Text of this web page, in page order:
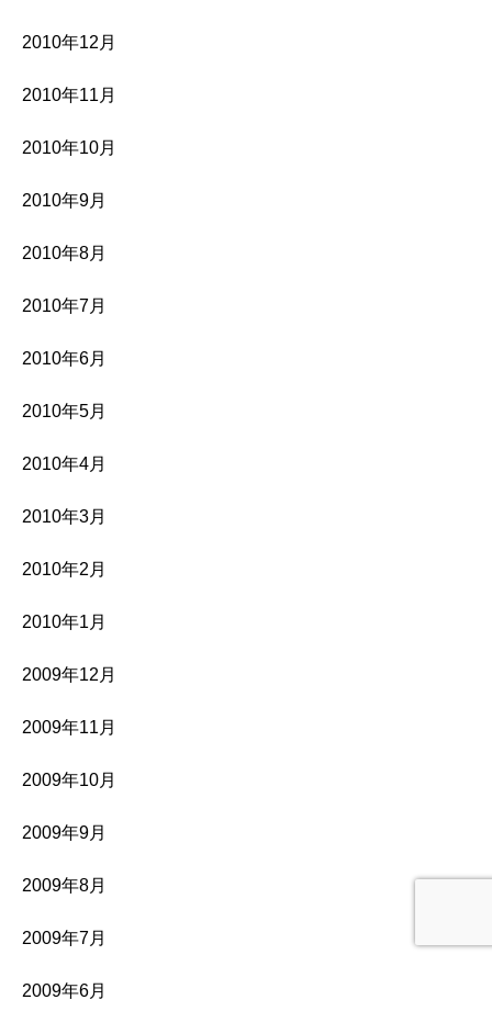
2010年12月
2010年11月
2010年10月
2010年9月
2010年8月
2010年7月
2010年6月
2010年5月
2010年4月
2010年3月
2010年2月
2010年1月
2009年12月
2009年11月
2009年10月
2009年9月
2009年8月
2009年7月
2009年6月